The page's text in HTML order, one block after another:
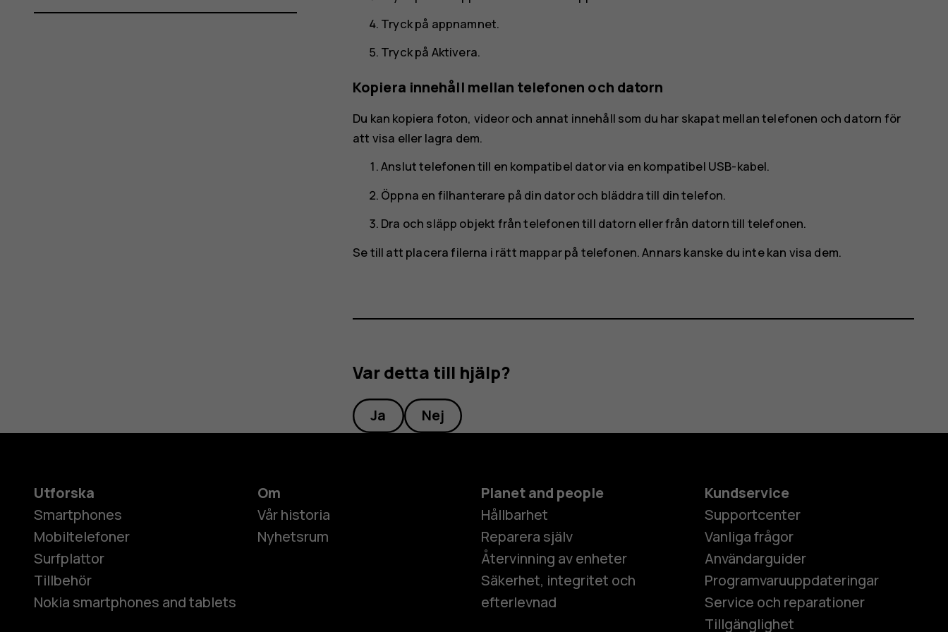
Tryck på appnamnet.
Tryck på Aktivera.
Kopiera innehåll mellan telefonen och datorn
Du kan kopiera foton, videor och annat innehåll som du har skapat mellan telefonen och datorn för
att visa eller lagra dem.
Anslut telefonen till en kompatibel dator via en kompatibel USB-kabel.
Öppna en filhanterare på din dator och bläddra till din telefon.
Dra och släpp objekt från telefonen till datorn eller från datorn till telefonen.
Se till att placera filerna i rätt mappar på telefonen. Annars kanske du inte kan visa dem.
Var detta till hjälp?
Ja Nej
Utforska
Smartphones
Mobiltelefoner
Surfplattor
Tillbehör
Nokia smartphones and tablets
Om
Vår historia
Nyhetsrum
Planet and people
Hållbarhet
Reparera själv
Återvinning av enheter
Säkerhet, integritet och
efterlevnad
Kundservice
Supportcenter
Vanliga frågor
Användarguider
Programvaruuppdateringar
Service och reparationer
Tillgänglighet